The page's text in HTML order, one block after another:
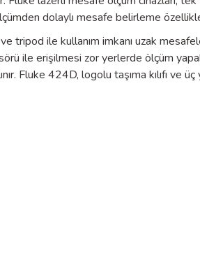
dolaylı mesafe belirleme
tripod ile kullanım imkanı uzak
ile erişilmesi zor yerlerde ölçüm
Fluke 424D, logolu taşıma kılıfı ve